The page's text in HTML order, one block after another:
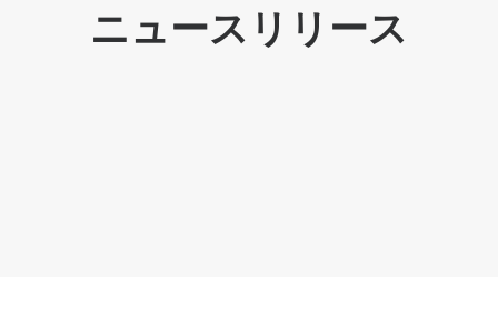
ニュースリリース